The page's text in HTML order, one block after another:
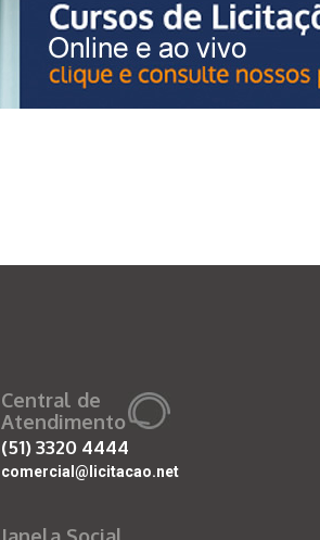
Central de
Atendimento
(51)3320 4444
comercial@licitacao.net